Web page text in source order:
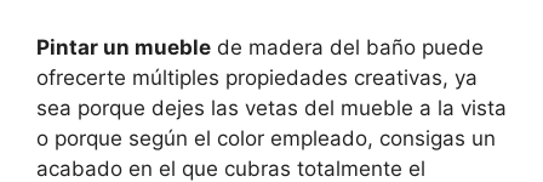
Pintar un mueble de madera del baño puede
ofrecerte múltiples propiedades creativas, ya
sea porque dejes las vetas del mueble a la vista
o porque según el color empleado, consigas un
acabado en el que cubras totalmente el